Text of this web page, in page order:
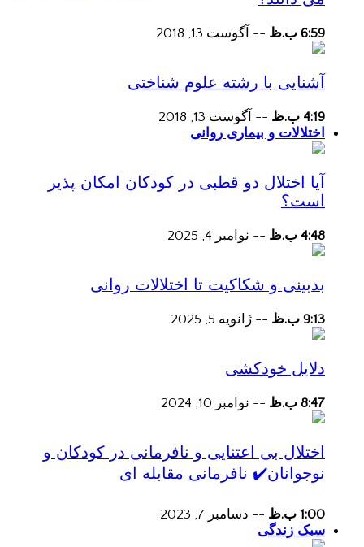
6:59 ب.ظ -- آگوست 13, 2018
آشنایی با رشته علوم شناختی
4:19 ب.ظ -- آگوست 13, 2018
اختلالات و بیماری روانی
آیا اختلال دو قطبی در کودکان امکان پذیر
است؟
4:48 ب.ظ -- نوامبر 4, 2025
بدبینی و شکاکیت تا اختلالات روانی
9:13 ب.ظ -- ژانویه 5, 2025
دلایل خودکشی
8:47 ب.ظ -- نوامبر 10, 2024
اختلال بی اعتنایی و نافرمانی در کودکان و
نوجوانان✔️ نافرمانی مقابله ای
1:00 ب.ظ -- دسامبر 7, 2023
سبک زندگی